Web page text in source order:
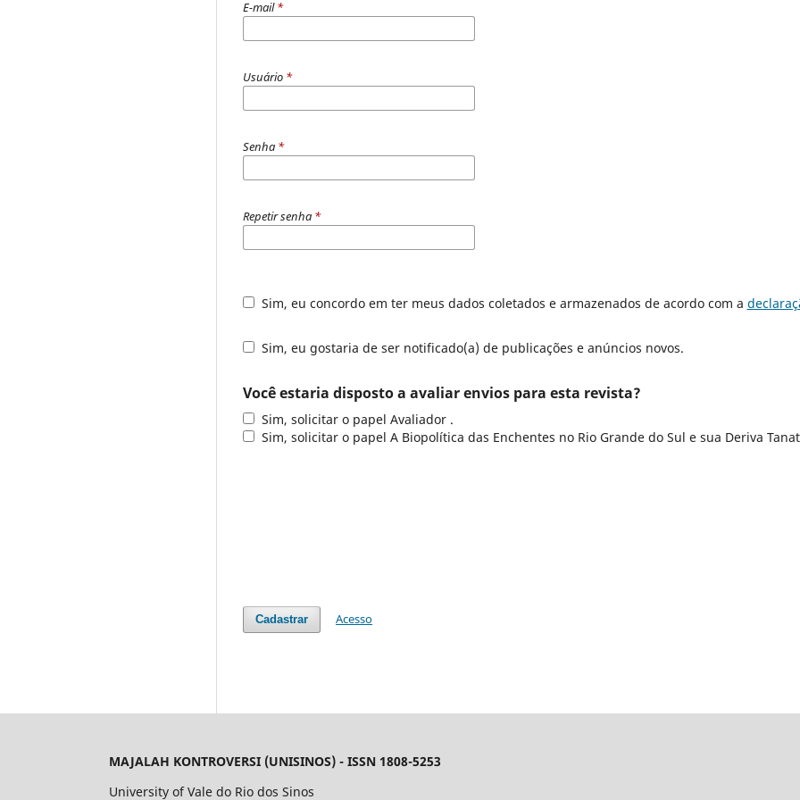
E-mail*
Usuário *
Senha *
Repetir senha *
Sim, eu concordo em ter meus dados coletados e armazenados de acordo com a
Sim, eu gostaria de ser notificado(a) de publicações e anúncios novos.
Você estaria disposto a avaliar envios para esta revista?
Sim, solicitar o papel Avaliador .
Sim, solicitar o papel A Biopolítica das Enchentes no Rio Grande do Sul e sua Deriva
Cadastrar Acesso
MAJALAH KONTROVERSI (UNISINOS) - ISSN 1808-5253
University of Vale do Rio dos Sinos